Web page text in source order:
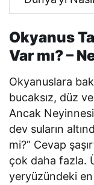
Okyanus
Var mı? –
Okyanuslara
bucaksız, düz
Ancak
dev suların
mi?” Cevap
çok daha fazla.
yeryüzündeki